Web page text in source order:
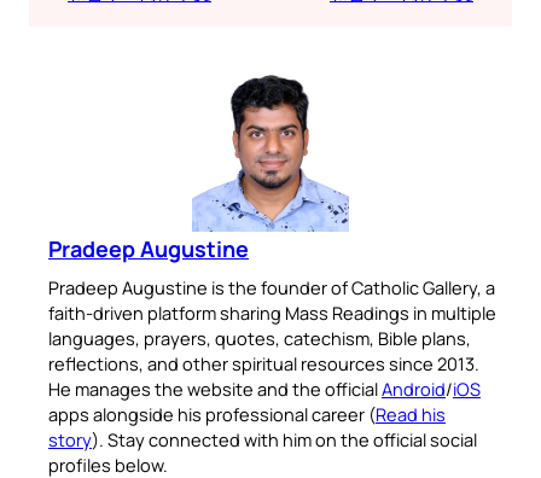
Pradeep Augustine
Pradeep Augustine is the founder of Catholic Gallery, a
faith-driven platform sharing Mass Readings in multiple
languages, prayers, quotes, catechism, Bible plans,
reflections, and other spiritual resources since 2013.
He manages the website and the officialAndroid/iOS
apps alongside his professional career (Read his
story). Stay connected with him on the official social
profiles below.